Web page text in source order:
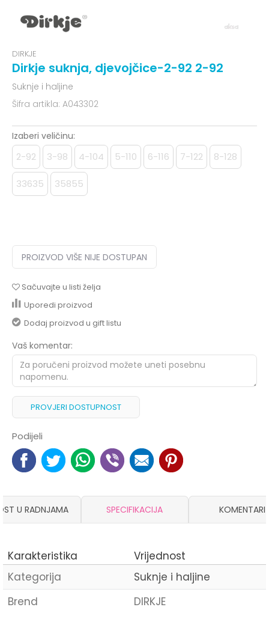
DIRKJE
Dirkje suknja, djevojčice-2-92 2-92
Suknje i haljine
Šifra artikla: A043302
Izaberi veličinu:
2-92 3-98 4-104 5-110 6-116 7-122 8-128
33635 35855
PROIZVOD VIŠE NIJE DOSTUPAN
Sačuvajte u listi želja
Uporedi proizvod
Dodaj proizvod u gift listu
Vaš komentar:
PROVJERI DOSTUPNOST
Podijeli
U RADNJAMA SPECIFIKACIJA KOMENTARI
Karakteristika
Vrijednost
Kategorija
Suknje i haljine
Brend
DIRKJE